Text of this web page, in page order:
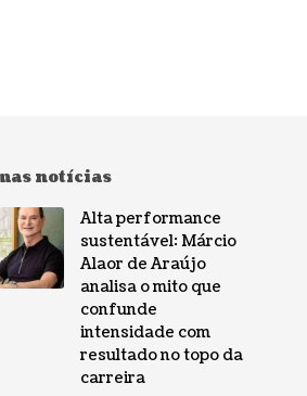
notícias
Alta performance
sustentável: Márcio
Alaor de Araújo
analisa o mito que
confunde
intensidade com
resultado no topo da
carreira